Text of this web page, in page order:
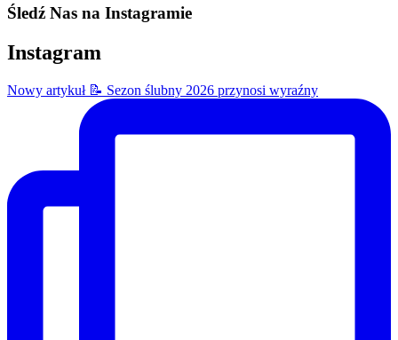
Śledź Nas na Instagramie
Instagram
Nowy artykuł 📝 Sezon ślubny 2026 przynosi wyraźny